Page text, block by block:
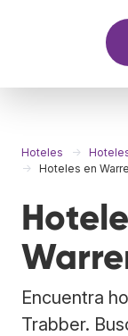
Hoteles
Hoteles en
Encuentra
Trabber.